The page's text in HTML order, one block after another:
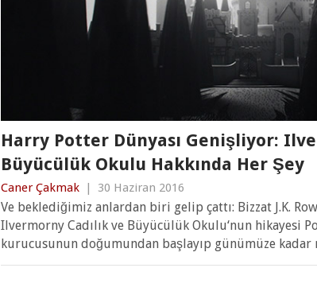
Harry Potter Dünyası Genişliyor:
Büyücülük Okulu Hakkında Her Şey
Caner Çakmak | 30 Haziran 2016
Ve beklediğimiz anlardan biri gelip çattı: Bizzat J.K.
Ilvermorny Cadılık ve Büyücülük Okulu‘nun hikayesi
kurucusunun doğumundan başlayıp günümüze kadar